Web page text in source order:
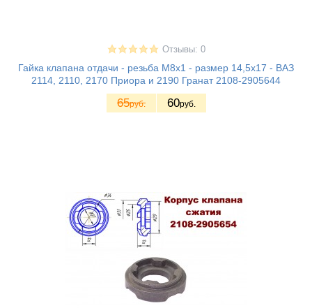
Отзывы: 0
Гайка клапана отдачи - резьба М8х1 - размер 14,5х17 - ВАЗ
2114, 2110, 2170 Приора и 2190 Гранат 2108-2905644
65руб. 60руб.